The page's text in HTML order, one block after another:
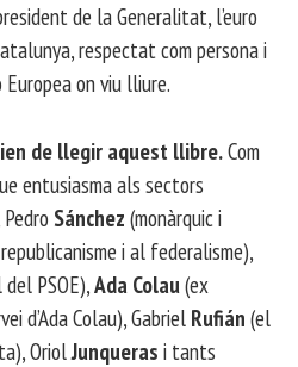
de la Generalitat, l’euro
respectat com persona i
on viu lliure.
de llegir aquest llibre.Com
entusiasma als sectors
Sánchez (monàrquic i
i al federalisme),
PSOE),Ada Colau (ex
d’Ada Colau), Gabriel Rufián (el
OriolJunqueras i tants